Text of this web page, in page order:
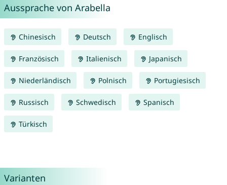
Aussprache von Arabella
Chinesisch Deutsch Englisch
Französisch Italienisch Japanisch
Niederländisch Polnisch Portugiesisch
Russisch Schwedisch Spanisch
Türkisch
Varianten